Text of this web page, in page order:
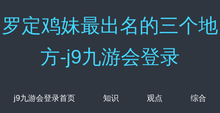
罗定鸡妹最出名的三个地
方-j9九游会登录
j9九游会登录首页 知识 观点 综合